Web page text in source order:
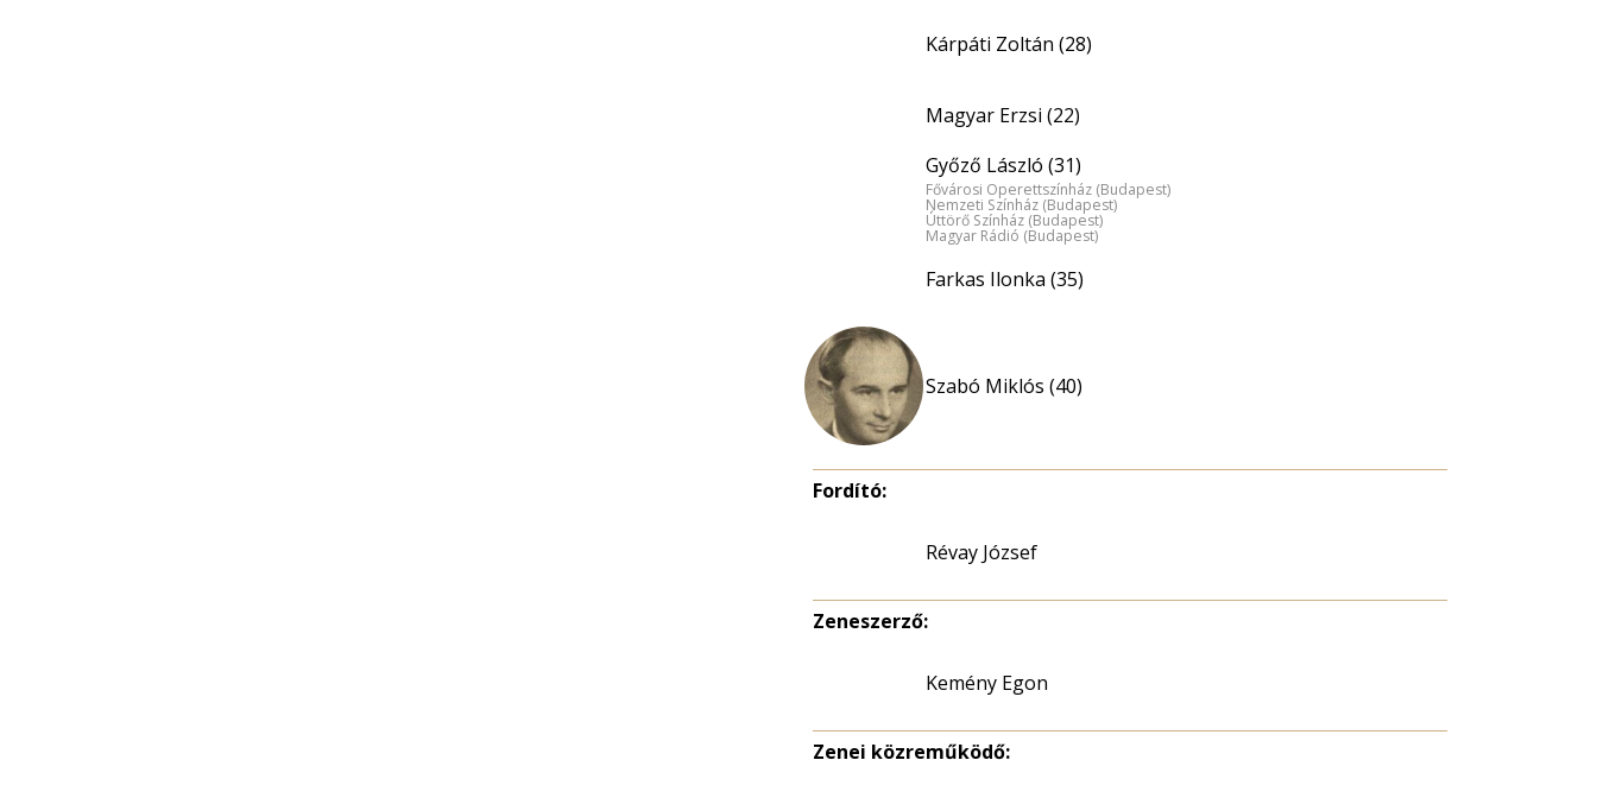
Kárpáti Zoltán (28)
Magyar Erzsi (22)
Győző László (31)
Fővárosi Operettszínház (Budapest)
Nemzeti Színház (Budapest)
Úttörő Színház (Budapest)
Magyar Rádió (Budapest)
Farkas Ilonka (35)
Szabó Miklós (40)
Fordító:
Révay József
Zeneszerző:
Kemény Egon
Zenei közreműködő: